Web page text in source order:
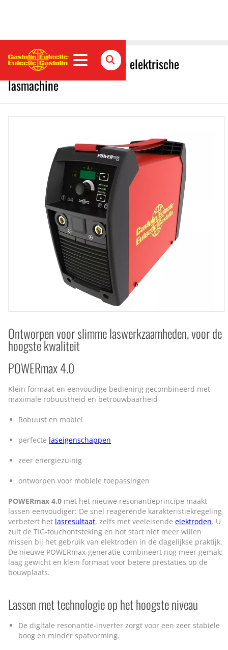
PowerMax 4.0 handmatige elektrische
lasmachine
Ontworpen voor slimme laswerkzaamheden, voor de
hoogste kwaliteit
POWERmax 4.0
Klein formaat en eenvoudige bediening gecombineerd met
maximale robuustheid en betrouwbaarheid
Robuust en mobiel
perfecte laseigenschappen
zeer energiezuinig
ontworpen voor mobiele toepassingen
POWERmax 4.0 met het nieuwe resonantieprincipe maakt
lassen eenvoudiger: De snel reagerende karakteristiekregeling
verbetert het lasresultaat, zelfs met veeleisende elektroden. U
zult de TIG-touchontsteking en hot start niet meer willen
missen bij het gebruik van elektroden in de dagelijkse praktijk.
De nieuwe POWERmax-generatie combineert nog meer gemak:
laag gewicht en klein formaat voor betere prestaties op de
bouwplaats.
Lassen met technologie op het hoogste niveau
De digitale resonantie-inverter zorgt voor een zeer stabiele
boog en minder spatvorming.